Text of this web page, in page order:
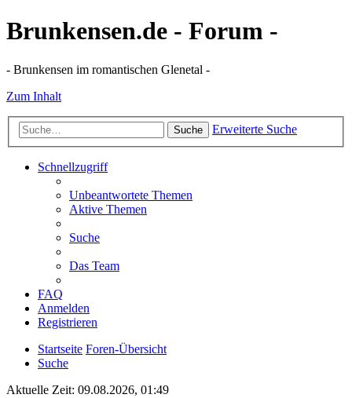
Brunkensen.de - Forum -
- Brunkensen im romantischen Glenetal -
Zum Inhalt
Suche Erweiterte Suche
Schnellzugriff
Unbeantwortete Themen
Aktive Themen
Suche
Das Team
FAQ
Anmelden
Registrieren
Startseite Foren-Übersicht
Suche
Aktuelle Zeit: 09.08.2026, 01:49